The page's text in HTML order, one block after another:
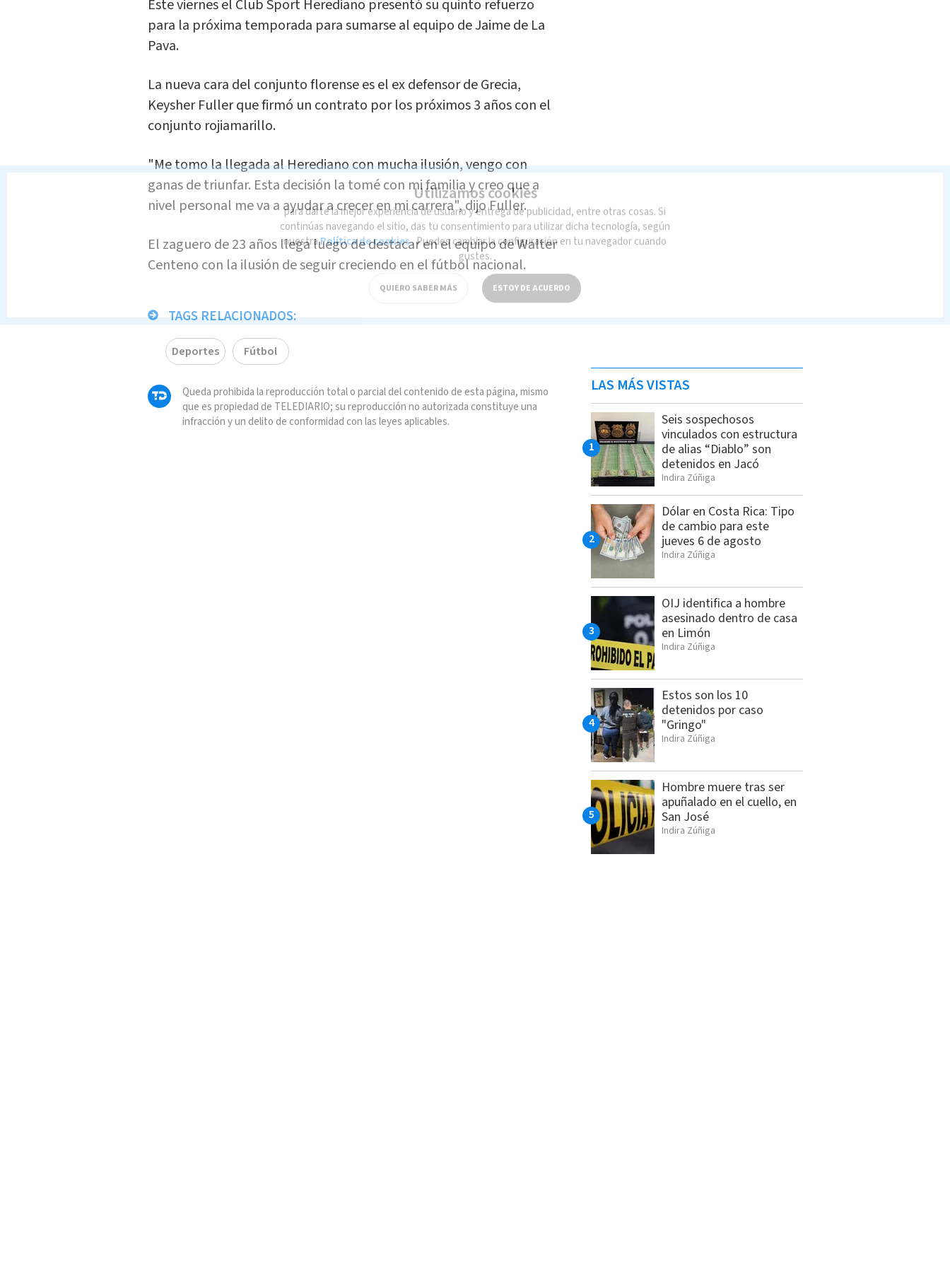
Este viernes el Club Sport Herediano presentó su quinto refuerzo
para la próxima temporada para sumarse al equipo de Jaime de La
Pava.
La nueva cara del conjunto florense es el ex defensor de Grecia,
Keysher Fuller que firmó un contrato por los próximos 3 años con el
conjunto rojiamarillo.
"Me tomo la llegada al Herediano con mucha ilusión, vengo con
ganas de triunfar. Esta decisión la tomé con mi familia y creo que a
nivel personal me va a ayudar a crecer en mi carrera", dijo Fuller.
El zaguero de 23 años llega luego de destacar en el equipo de Walter
Centeno con la ilusión de seguir creciendo en el fútbol nacional.
TAGS RELACIONADOS:
Deportes Fútbol
Queda prohibida la reproducción total o parcial del contenido de esta página, mismo
que es propiedad de TELEDIARIO; su reproducción no autorizada constituye una
infracción y un delito de conformidad con las leyes aplicables.
LAS MÁS VISTAS
Seis sospechosos
vinculados con estructura
de alias “Diablo” son
detenidos en Jacó
Indira Zúñiga
Dólar en Costa Rica: Tipo
de cambio para este
jueves 6 de agosto
Indira Zúñiga
OIJ identifica a hombre
asesinado dentro de casa
en Limón
Indira Zúñiga
Estos son los 10
detenidos por caso
"Gringo"
Indira Zúñiga
Hombre muere tras ser
apuñalado en el cuello, en
San José
Indira Zúñiga
Utilizamos cookies
para darte la mejor experiencia de usuario y entrega de publicidad, entre otras cosas. Si
continúas navegando el sitio, das tu consentimiento para utilizar dicha tecnología, según
nuestraPolítica de cookies. Puedes cambiar la configuración en tu navegador cuando
gustes.